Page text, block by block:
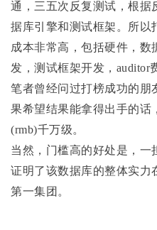
通，三五次反复测试，根据
据库引擎和测试框架。所以
成本非常高，包括硬件，数
发，测试框架开发，auditor
笔者曾经问过打榜成功的朋
果希望结果能拿得出手的话
(rmb)千万级。
当然，门槛高的好处是，一
证明了该数据库的整体实力
第一集团。